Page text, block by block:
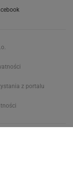
z portalu